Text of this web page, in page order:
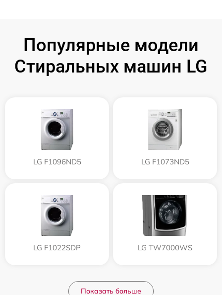
Популярные модели
Стиральных машин LG
LG F1096ND5 LG F1073ND5
LG F1022SDP LG TW7000WS
Показать больше